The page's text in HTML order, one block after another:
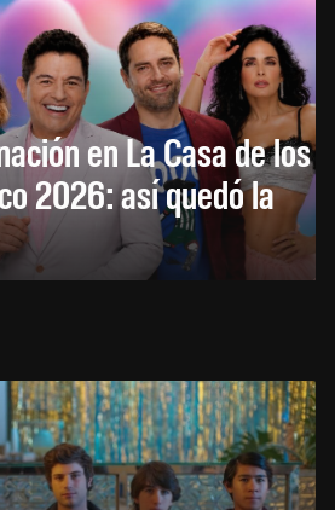
en La Casa de los
2026: así quedó la